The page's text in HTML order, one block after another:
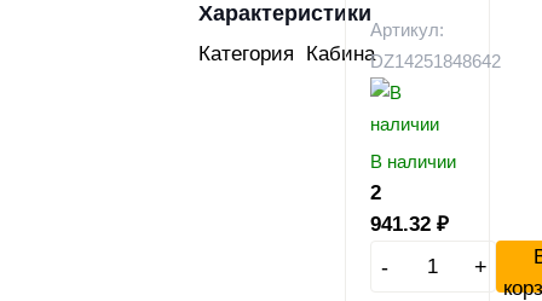
Характеристики
Категория Кабина
Артикул:
DZ14251848642
В наличии
2
941.32 ₽
- +